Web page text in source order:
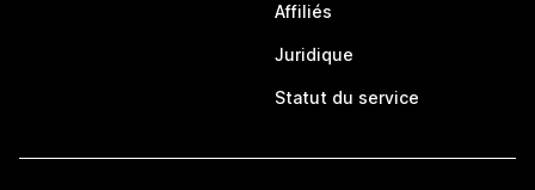
Affiliés
Juridique
Statut du service